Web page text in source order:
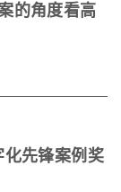
的角度看高
先锋案例奖